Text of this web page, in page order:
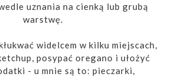
uznania na cienką lub grubą
warstwę.
widelcem w kilku miejscach,
posypać oregano i ułożyć
- u mnie są to: pieczarki,